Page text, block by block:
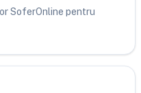
SoferOnline pentru